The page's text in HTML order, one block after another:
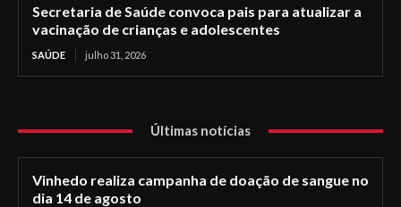
Secretaria de Saúde convoca pais para atualizar a
vacinação de crianças e adolescentes
SAÚDE julho 31, 2026
Últimas notícias
Vinhedo realiza campanha de doação de sangue no
dia 14 de agosto